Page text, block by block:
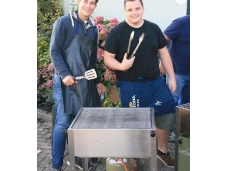
Wedstrijduitslagen
Prijzen
Bijzondere Leden
- Keurmeesters
- Professioneel
- Biersommeliers
Recepten
Recepten
Zoeken
Contact
Bericht
Locatie